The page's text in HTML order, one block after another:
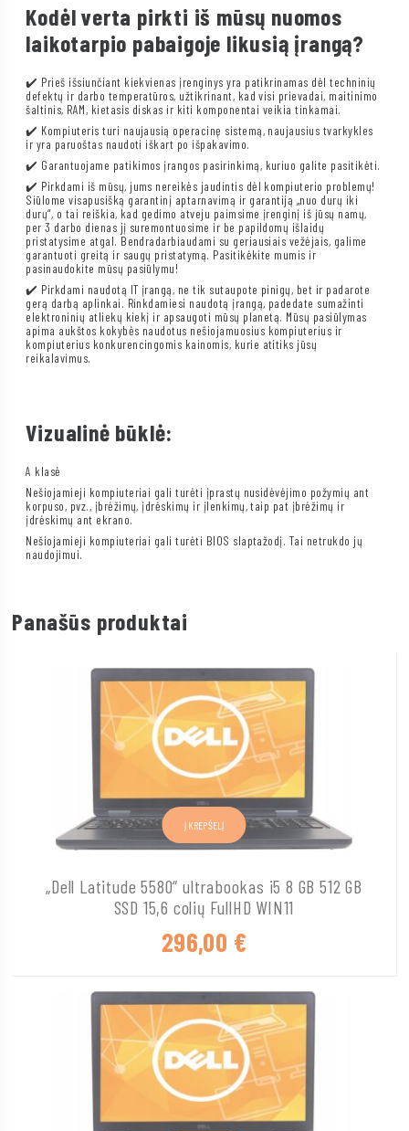
Kodėl verta pirkti iš mūsų nuomos
laikotarpio pabaigoje likusią įrangą?
✔️ Prieš išsiunčiant kiekvienas įrenginys yra patikrinamas dėl techninių
defektų ir darbo temperatūros, užtikrinant, kad visi prievadai, maitinimo
šaltinis, RAM, kietasis diskas ir kiti komponentai veikia tinkamai.
✔️ Kompiuteris turi naujausią operacinę sistemą, naujausius tvarkykles
ir yra paruoštas naudoti iškart po išpakavimo.
✔️ Garantuojame patikimos įrangos pasirinkimą, kuriuo galite pasitikėti.
✔️ Pirkdami iš mūsų, jums nereikės jaudintis dėl kompiuterio problemų!
Siūlome visapusišką garantinį aptarnavimą ir garantiją „nuo durų iki
durų“, o tai reiškia, kad gedimo atveju paimsime įrenginį iš jūsų namų,
per 3 darbo dienas jį suremontuosime ir be papildomų išlaidų
pristatysime atgal. Bendradarbiaudami su geriausiais vežėjais, galime
garantuoti greitą ir saugų pristatymą. Pasitikėkite mumis ir
pasinaudokite mūsų pasiūlymu!
✔️ Pirkdami naudotą IT įrangą, ne tik sutaupote pinigų, bet ir padarote
gerą darbą aplinkai. Rinkdamiesi naudotą įrangą, padedate sumažinti
elektroninių atliekų kiekį ir apsaugoti mūsų planetą. Mūsų pasiūlymas
apima aukštos kokybės naudotus nešiojamuosius kompiuterius ir
kompiuterius konkurencingomis kainomis, kurie atitiks jūsų
reikalavimus.
Vizualinė būklė:
A klasė
Nešiojamieji kompiuteriai gali turėti įprastų nusidėvėjimo požymių ant
korpuso, pvz., įbrėžimų, įdrėskimų ir įlenkimų, taip pat įbrėžimų ir
įdrėskimų ant ekrano.
Nešiojamieji kompiuteriai gali turėti BIOS slaptažodį. Tai netrukdo jų
naudojimui.
Panašūs produktai
„Dell Latitude 5580“ ultrabookas i5 8 GB 512 GB
SSD 15,6 colių FullHD WIN11
296,00 €
Į KREPŠELĮ